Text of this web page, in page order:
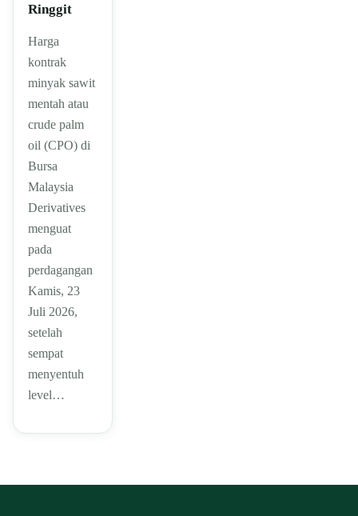
Ringgit
Harga
kontrak
minyak sawit
mentah atau
crude palm
oil (CPO) di
Bursa
Malaysia
Derivatives
menguat
pada
perdagangan
Kamis, 23
Juli 2026,
setelah
sempat
menyentuh
level…